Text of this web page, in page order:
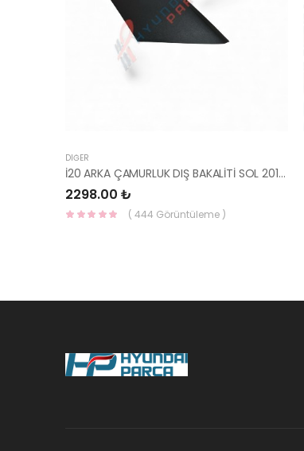
DIĞER
İ20 ARKA ÇAMURLUK DIŞ BAKALİTİ SOL 2015- ( PARLAK SİYAH ) 87360-C8000-YS
2298.00 ₺
( 444 Görüntüleme )